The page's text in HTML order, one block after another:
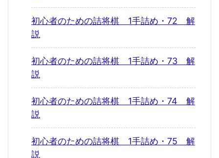
初心者のための詰将棋 1手詰め・72 解
説
初心者のための詰将棋 1手詰め・73 解
説
初心者のための詰将棋 1手詰め・74 解
説
初心者のための詰将棋 1手詰め・75 解
説